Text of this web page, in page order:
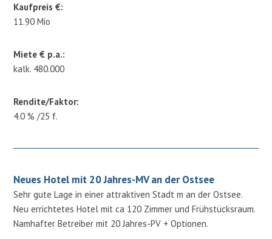
Kaufpreis €:
11.90 Mio
Miete € p.a.:
kalk. 480.000
Rendite/Faktor:
4.0 % /25 f.
Neues Hotel mit 20 Jahres-MV an der Ostsee
Sehr gute Lage in einer attraktiven Stadt m an der Ostsee.
Neu errichtetes Hotel mit ca 120 Zimmer und Frühstücksraum.
Namhafter Betreiber mit 20 Jahres-PV + Optionen.